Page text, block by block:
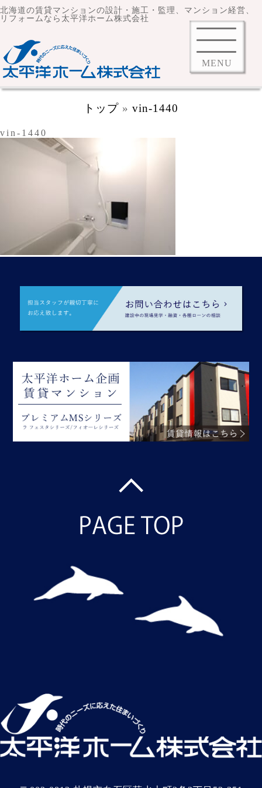
北海道の賃貸マンションの設計・施工・監理、マンション経営、
リフォームなら太平洋ホーム株式会社
MENU
トップ» vin-1440
vin-1440